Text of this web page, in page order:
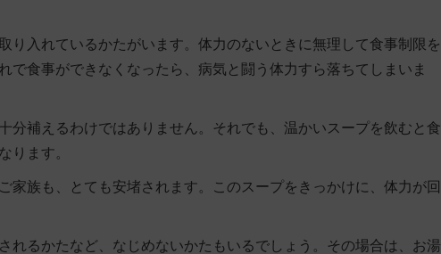
り入れているかたがいます。体力のないときに無理して食事制限を
で食事ができなくなったら、病気と闘う体力すら落ちてしまいま
分補えるわけではありません。それでも、 温かいスープを飲むと食
ります。
家族も、とても安堵されます。このスープをきっかけに、体力が回
れるかたなど、なじめないかたもいるでしょう。その場合は、お湯